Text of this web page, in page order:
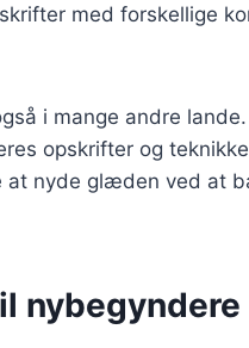
med forskellige
i mange andre
opskrifter og
at nyde glæden ved at
nybegyndere